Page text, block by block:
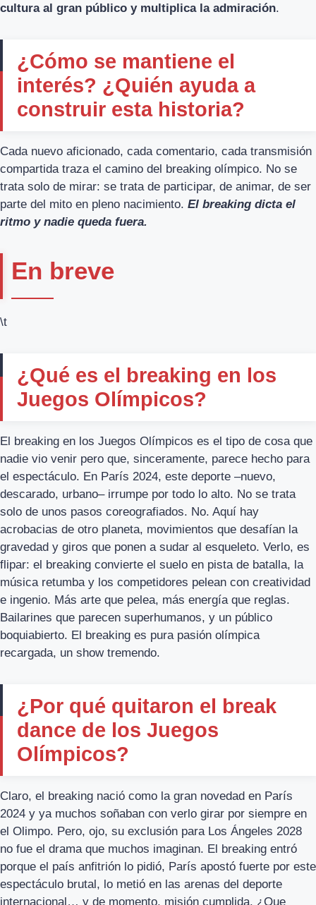
cultura al gran público y multiplica la admiración.
¿Cómo se mantiene el
interés? ¿Quién ayuda a
construir esta historia?
Cada nuevo aficionado, cada comentario, cada transmisión
compartida traza el camino del breaking olímpico. No se
trata solo de mirar: se trata de participar, de animar, de ser
parte del mito en pleno nacimiento. El breaking dicta el
ritmo y nadie queda fuera.
En breve
\t
¿Qué es el breaking en los
Juegos Olímpicos?
El breaking en los Juegos Olímpicos es el tipo de cosa que
nadie vio venir pero que, sinceramente, parece hecho para
el espectáculo. En París 2024, este deporte –nuevo,
descarado, urbano– irrumpe por todo lo alto. No se trata
solo de unos pasos coreografiados. No. Aquí hay
acrobacias de otro planeta, movimientos que desafían la
gravedad y giros que ponen a sudar al esqueleto. Verlo, es
flipar: el breaking convierte el suelo en pista de batalla, la
música retumba y los competidores pelean con creatividad
e ingenio. Más arte que pelea, más energía que reglas.
Bailarines que parecen superhumanos, y un público
boquiabierto. El breaking es pura pasión olímpica
recargada, un show tremendo.
¿Por qué quitaron el break
dance de los Juegos
Olímpicos?
Claro, el breaking nació como la gran novedad en París
2024 y ya muchos soñaban con verlo girar por siempre en
el Olimpo. Pero, ojo, su exclusión para Los Ángeles 2028
no fue el drama que muchos imaginan. El breaking entró
porque el país anfitrión lo pidió, París apostó fuerte por este
espectáculo brutal, lo metió en las arenas del deporte
internacional… y de momento, misión cumplida. ¿Que